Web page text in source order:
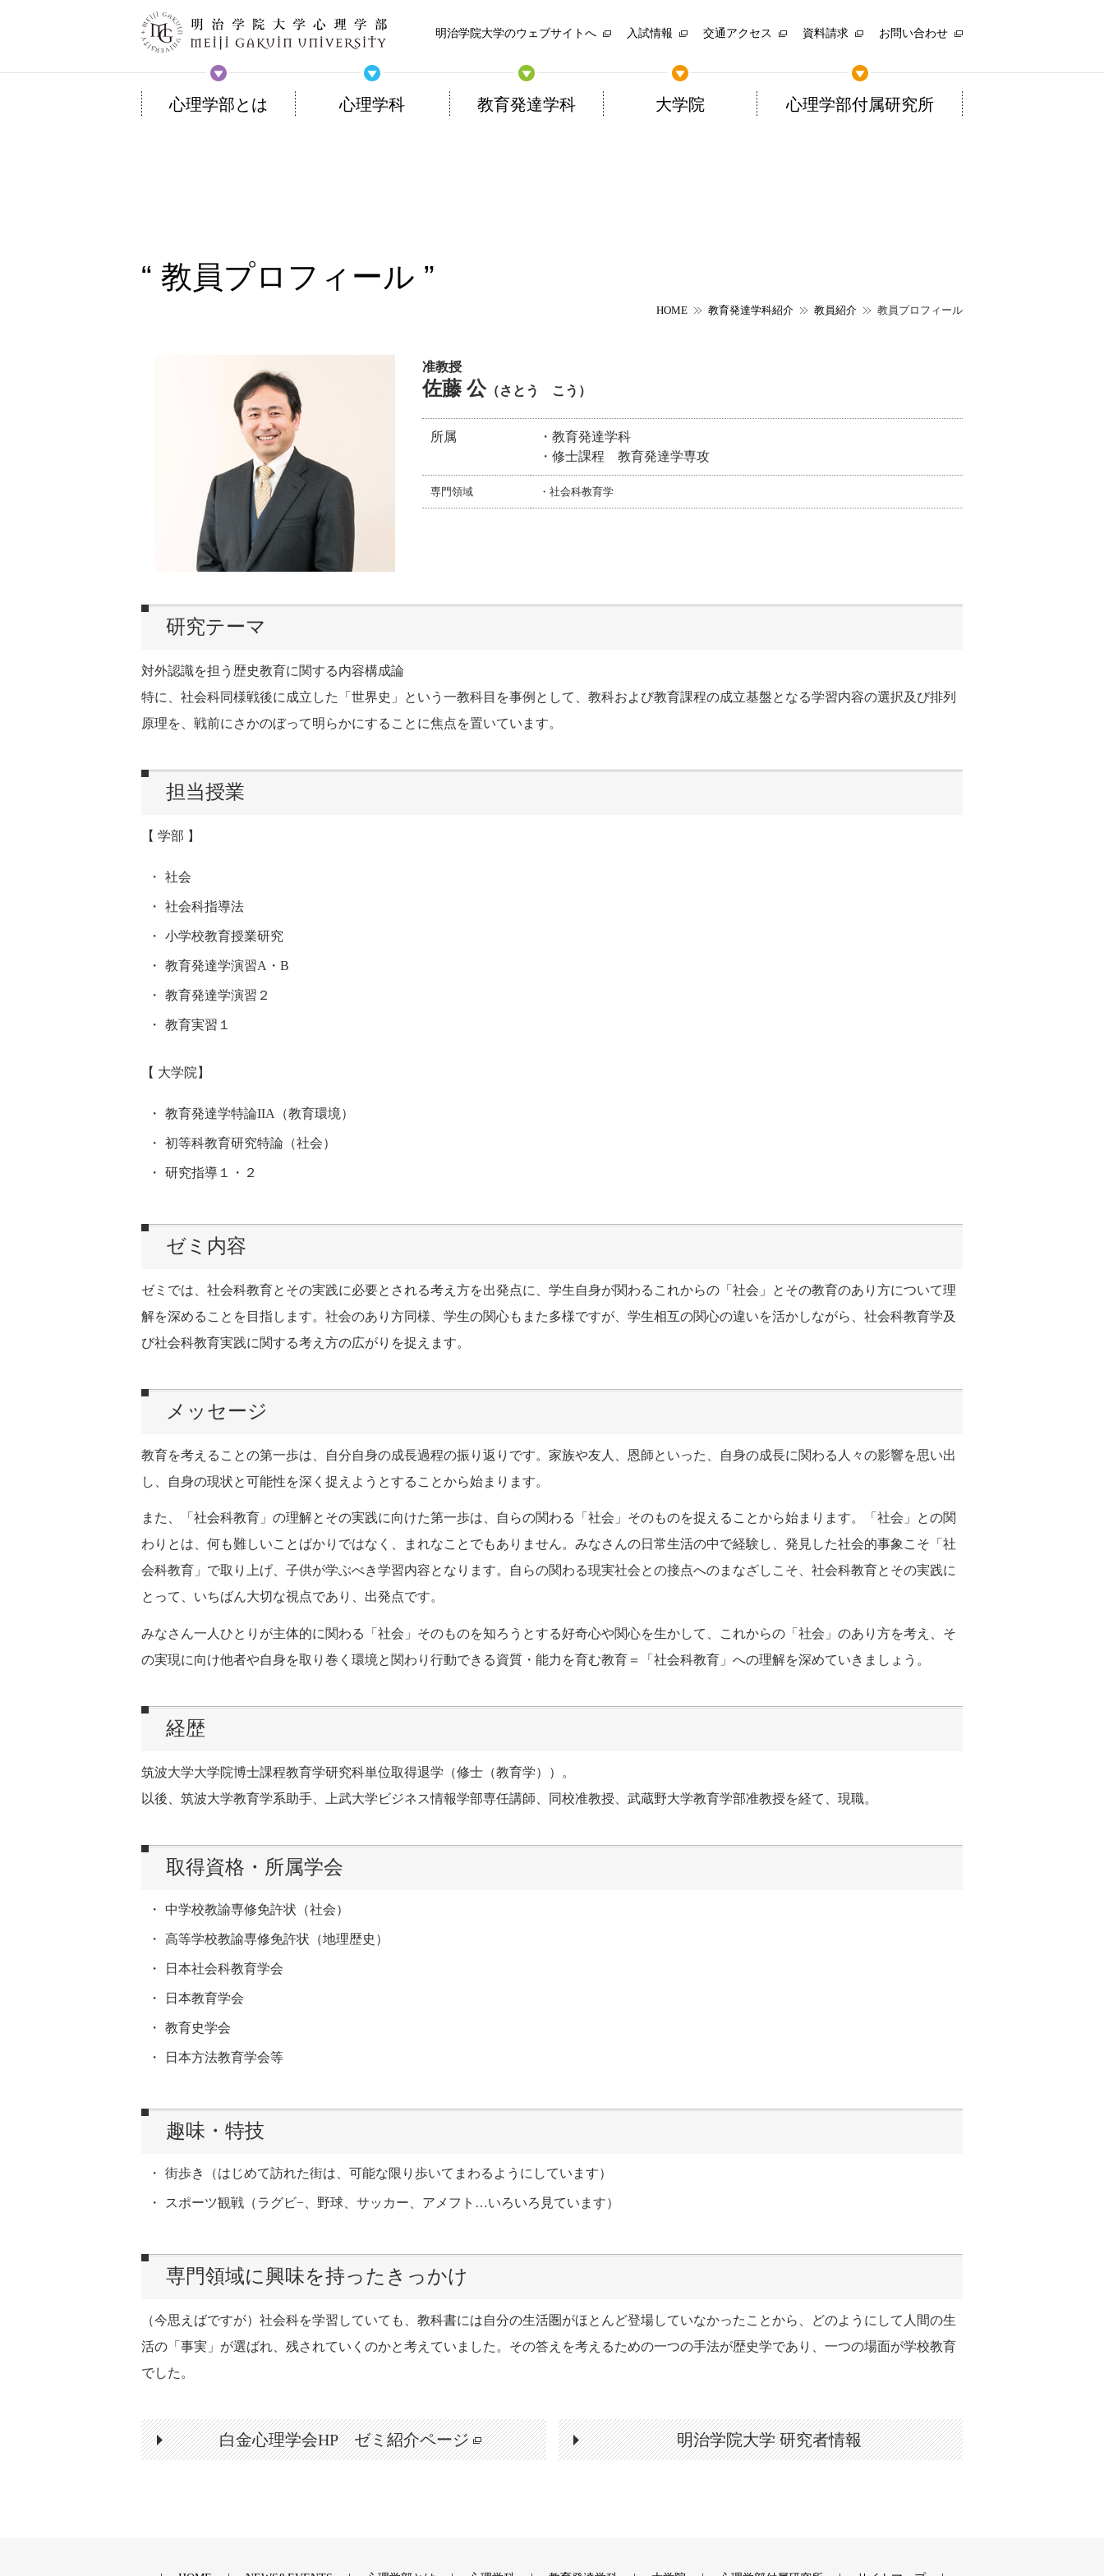
心理学部とは 心理学科 教育発達学科 大学院 心理学部付属研究所
明治学院大学のウェブサイトへ 入試情報 交通アクセス 資料請求 お問い合わせ
HOME 教育発達学科紹介 教員紹介 教員プロフィール
教員プロフィール
准教授
佐藤 公（さとう こう）
所属
・教育発達学科
・修士課程 教育発達学専攻
専門領域 ・社会科教育学
研究テーマ
対外認識を担う歴史教育に関する内容構成論
特に、社会科同様戦後に成立した「世界史」という一教科目を事例として、教科および教育課程の成立基盤となる学習内容の選択及び排列
原理を、戦前にさかのぼって明らかにすることに焦点を置いています。
担当授業
【 学部 】
社会
社会科指導法
小学校教育授業研究
教育発達学演習A・B
教育発達学演習２
教育実習１
【 大学院】
教育発達学特論IIA（教育環境）
初等科教育研究特論（社会）
研究指導１・２
ゼミ内容
ゼミでは、社会科教育とその実践に必要とされる考え方を出発点に、学生自身が関わるこれからの「社会」とその教育のあり方について理
解を深めることを目指します。社会のあり方同様、学生の関心もまた多様ですが、学生相互の関心の違いを活かしながら、社会科教育学及
び社会科教育実践に関する考え方の広がりを捉えます。
メッセージ
教育を考えることの第一歩は、自分自身の成長過程の振り返りです。家族や友人、恩師といった、自身の成長に関わる人々の影響を思い出
し、自身の現状と可能性を深く捉えようとすることから始まります。
また、「社会科教育」の理解とその実践に向けた第一歩は、自らの関わる「社会」そのものを捉えることから始まります。「社会」との関
わりとは、何も難しいことばかりではなく、まれなことでもありません。みなさんの日常生活の中で経験し、発見した社会的事象こそ「社
会科教育」で取り上げ、子供が学ぶべき学習内容となります。自らの関わる現実社会との接点へのまなざしこそ、社会科教育とその実践に
とって、いちばん大切な視点であり、出発点です。
みなさん一人ひとりが主体的に関わる「社会」そのものを知ろうとする好奇心や関心を生かして、これからの「社会」のあり方を考え、そ
の実現に向け他者や自身を取り巻く環境と関わり行動できる資質・能力を育む教育＝「社会科教育」への理解を深めていきましょう。
経歴
筑波大学大学院博士課程教育学研究科単位取得退学（修士（教育学））。
以後、筑波大学教育学系助手、上武大学ビジネス情報学部専任講師、同校准教授、武蔵野大学教育学部准教授を経て、現職。
取得資格・所属学会
中学校教諭専修免許状（社会）
高等学校教諭専修免許状（地理歴史）
日本社会科教育学会
日本教育学会
教育史学会
日本方法教育学会等
趣味・特技
街歩き（はじめて訪れた街は、可能な限り歩いてまわるようにしています）
スポーツ観戦（ラグビ−、野球、サッカー、アメフト…いろいろ見ています）
専門領域に興味を持ったきっかけ
（今思えばですが）社会科を学習していても、教科書には自分の生活圏がほとんど登場していなかったことから、どのようにして人間の生
活の「事実」が選ばれ、残されていくのかと考えていました。その答えを考えるための一つの手法が歴史学であり、一つの場面が学校教育
でした。
白金心理学会HP ゼミ紹介ページ 明治学院大学 研究者情報